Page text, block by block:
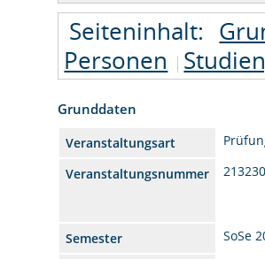
Seiteninhalt:
Personen
Grunddaten
Veranstaltungsart
Veranstaltungsnummer
Semester
SoSe